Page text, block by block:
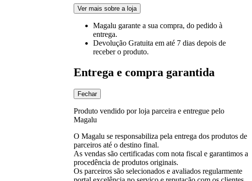
Ver mais sobre a loja
Magalu garante a sua compra, do pedido à
entrega.
Devolução Gratuita em até 7 dias depois de
receber o produto.
Entrega e compra garantida
Fechar
Produto vendido por loja parceira e entregue pelo
Magalu
O Magalu se responsabiliza pela entrega dos produtos de
parceiros até o destino final.
As vendas são certificadas com nota fiscal e garantimos a
procedência de produtos originais.
Os parceiros são selecionados e avaliados regularmente